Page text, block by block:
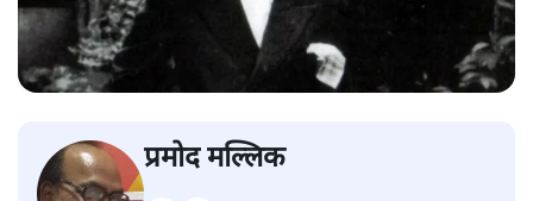
प्रमोद मल्लिक